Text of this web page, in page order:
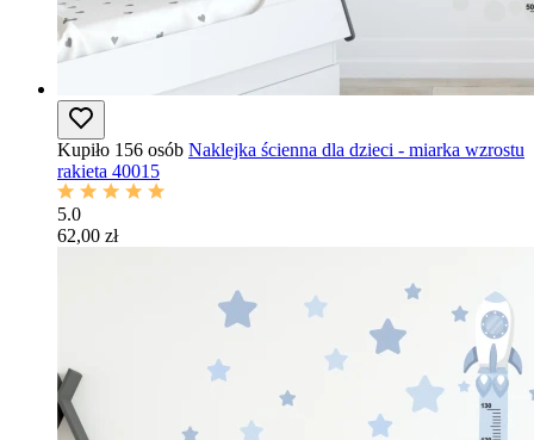
Kupiło 156 osób Naklejka ścienna dla dzieci - miarka wzrostu
rakieta 40015
5.0
62,00 zł